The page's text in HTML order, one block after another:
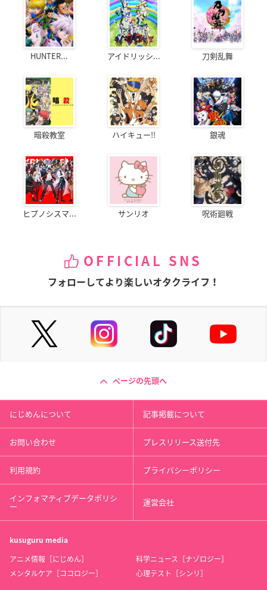
HUNTER... アイドリッシ... 刀剣乱舞
暗殺教室 ハイキュー!! 銀魂
ヒプノシスマ... サンリオ 呪術廻戦
OFFICIAL SNS
フォローしてより楽しいオタクライフ！
ページの先頭へ
にじめんについて 記事掲載について
お問い合わせ プレスリリース送付先
利用規約 プライバシーポリシー
インフォマティブデータポリシ
ー 運営会社
kusuguru media
アニメ情報［にじめん］
科学ニュース［ナゾロジー］
メンタルケア［ココロジー］
心理テスト［シンリ］